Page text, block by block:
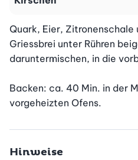
Quark, Eier,
Griessbrei unter Rühren
daruntermischen, in die
Backen: ca. 40 Min. in der
vorgeheizten Ofens.
Hinweise